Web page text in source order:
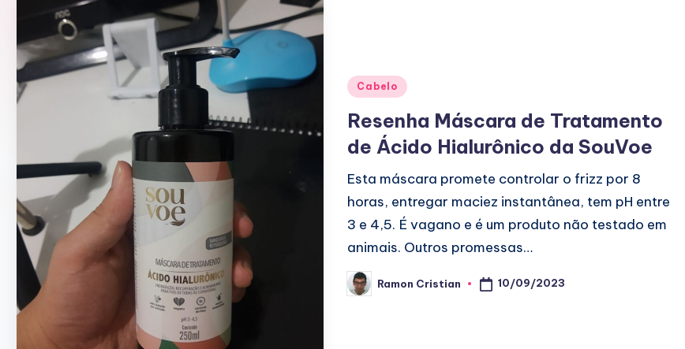
Posted
Cabelo
Resenha Máscara de Tratamento
de Ácido Hialurônico da SouVoe
Esta máscara promete controlar o frizz por 8
horas, entregar maciez instantânea, tem pH entre
3 e 4,5. É vagano e é um produto não testado em
animais. Outros promessas…
Posted
by
Ramon Cristian 10/09/2023